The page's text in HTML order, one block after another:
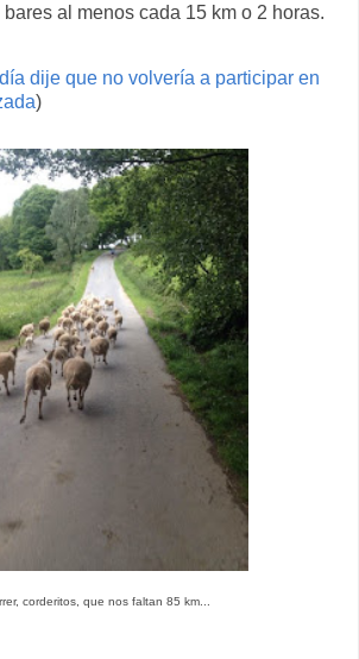
al menos cada 15 km o 2 horas.
día dije que no volvería a participar en
)
corderitos, que nos faltan 85 km...